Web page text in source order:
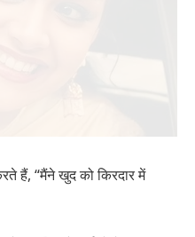
हैं, “मैंने खुद को किरदार में